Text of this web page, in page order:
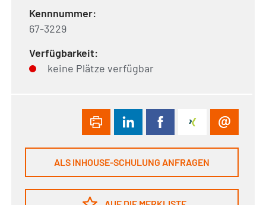
Kennnummer:
67-3229
Verfügbarkeit:
keine Plätze verfügbar
ALS INHOUSE-SCHULUNG ANFRAGEN